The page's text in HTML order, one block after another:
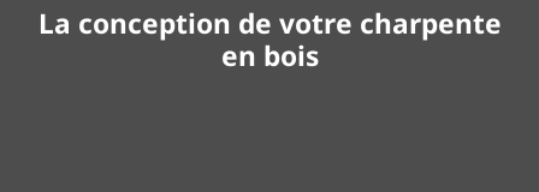
La conception de votre charpente
en bois